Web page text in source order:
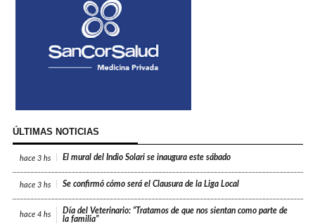
ÚLTIMAS NOTICIAS
hace 3 hs El mural del Indio Solari se inaugura este sábado
hace 3 hs Se confirmó cómo será el Clausura de la Liga Local
hace 4 hs
Día del Veterinario: “Tratamos de que nos sientan como parte de
la familia”